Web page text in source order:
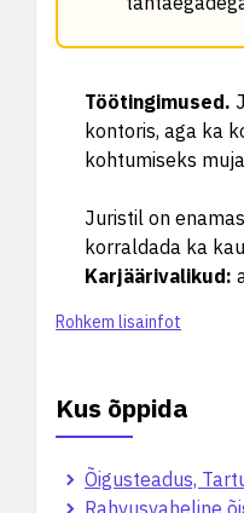
Töötingimused.
kontoris, aga ka
kohtumiseks
Juristil on
korraldada ka
Karjäärivalikud:
Rohkem lisainfot
Kus õppida
Õigusteadus,
Rahvusvaheline